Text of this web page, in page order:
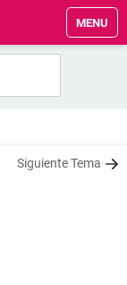
MENU
Siguiente Tema